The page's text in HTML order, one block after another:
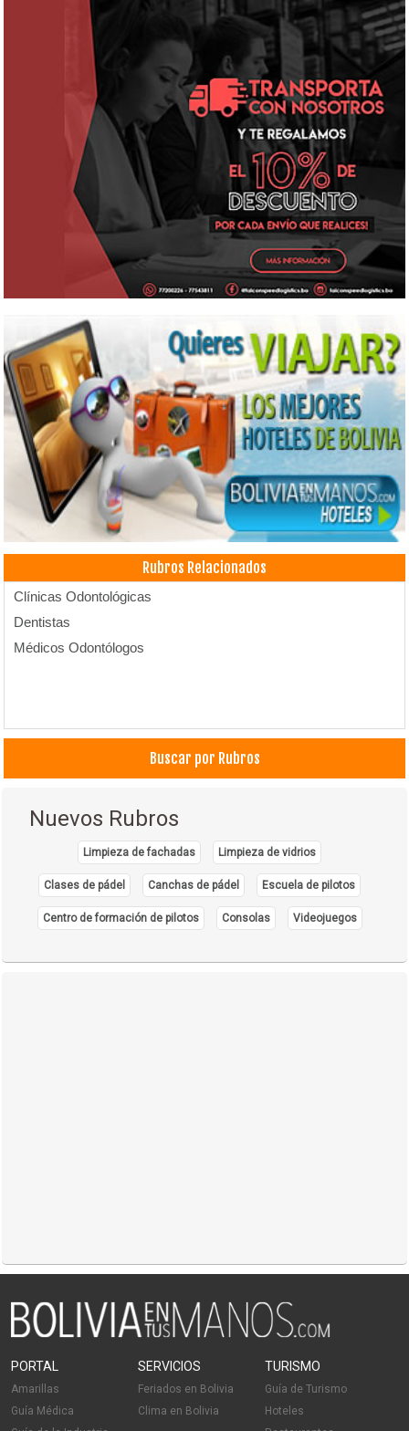
Rubros Relacionados
Clínicas Odontológicas
Dentistas
Médicos Odontólogos
Buscar por Rubros
Nuevos Rubros
Limpieza de fachadas Limpieza de vidrios
Clases de pádel Canchas de pádel Escuela de pilotos
Centro de formación de pilotos Consolas Videojuegos
PORTAL
Amarillas
Guía Médica
SERVICIOS
Feriados en Bolivia
Clima en Bolivia
TURISMO
Guía de Turismo
Hoteles